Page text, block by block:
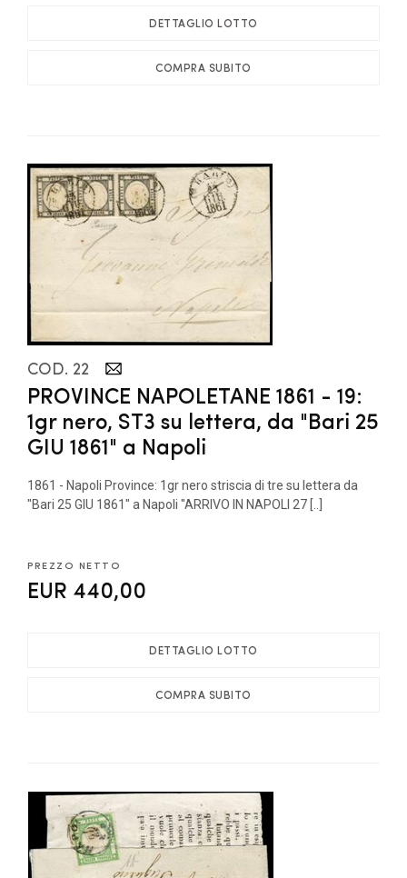
DETTAGLIO LOTTO
COMPRA SUBITO
COD. 22
PROVINCE NAPOLETANE 1861 - 19:
1gr nero, ST3 su lettera, da "Bari 25
GIU 1861" a Napoli
1861 - Napoli Province: 1gr nero striscia di tre su lettera da
"Bari 25 GIU 1861" a Napoli "ARRIVO IN NAPOLI 27 [..]
PREZZO NETTO
EUR 440,00
DETTAGLIO LOTTO
COMPRA SUBITO